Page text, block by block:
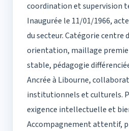
coordination et supervision
Inaugurée le 11/01/1966,
du secteur. Catégorie centre
orientation, maillage
stable, pédagogie
Ancrée à Libourne,
institutionnels et culturels.
exigence intellectuelle et
Accompagnement attentif,